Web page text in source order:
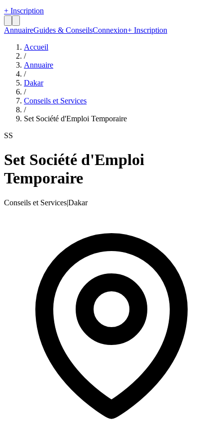
+ Inscription
AnnuaireGuides & ConseilsConnexion+ Inscription
Accueil
/
Annuaire
/
Dakar
/
Conseils et Services
/
Set Société d'Emploi Temporaire
SS
Set Société d'Emploi
Temporaire
Conseils et Services|Dakar